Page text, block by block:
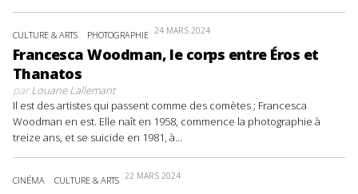
CULTURE & ARTS PHOTOGRAPHIE 24 MARS 2024
Francesca Woodman, le corps entre Éros et
Thanatos
parLouane Lallemant
Il est des artistes qui passent comme des comètes ; Francesca
Woodman en est. Elle naît en 1958, commence la photographie à
treize ans, et se suicide en 1981, à...
CINÉMA CULTURE & ARTS 22 MARS 2024